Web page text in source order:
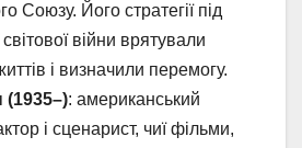
Союзу. Його стратегії під
війни врятували
і визначили перемогу.
(1935–): американський
і сценарист, чиї фільми,